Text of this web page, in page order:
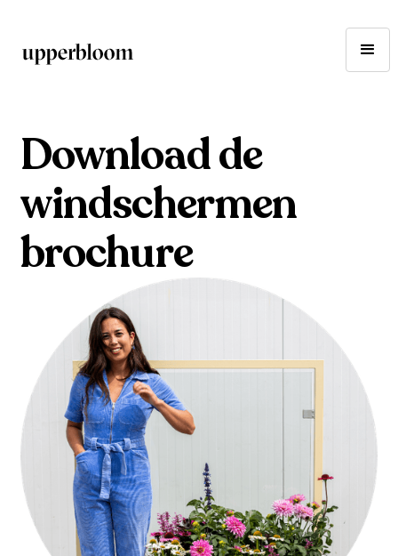
Download de
windschermen
brochure